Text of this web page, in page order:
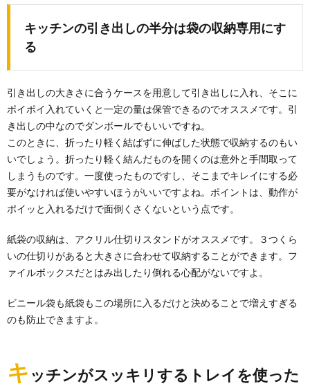
キッチンの引き出しの半分は袋の収納専用にす
る
引き出しの大きさに合うケースを用意して引き出しに入れ、そこに
ポイポイ入れていくと一定の量は保管できるのでオススメです。引
き出しの中なのでダンボールでもいいですね。
このときに、折ったり軽く結ばずに伸ばした状態で収納するのもい
いでしょう。折ったり軽く結んだものを開くのは意外と手間取って
しまうものです。一度使ったものですし、そこまでキレイにする必
要がなければ使いやすいほうがいいですよね。ポイントは、動作が
ポイッと入れるだけで面倒くさくないという点です。
紙袋の収納は、アクリル仕切りスタンドがオススメです。３つくら
いの仕切りがあると大きさに合わせて収納することができます。フ
ァイルボックスだとはみ出したり倒れる心配がないですよ。
ビニール袋も紙袋もこの場所に入るだけと決めることで増えすぎる
のも防止できますよ。
キ ッチンがスッキリするトレイを使った